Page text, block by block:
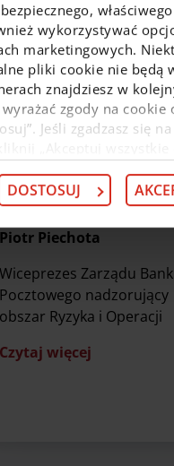
wykorzystywać
marketingowych.
pliki cookie nie będą
znajdziesz w
wyrażać zgody na
Jeśli zgadzasz się
DOSTOSUJ
Piotr Piechota
Wiceprezes Zarządu
Pocztowego nadzorujący
obszar Ryzyka i Operacji
Czytaj więcej